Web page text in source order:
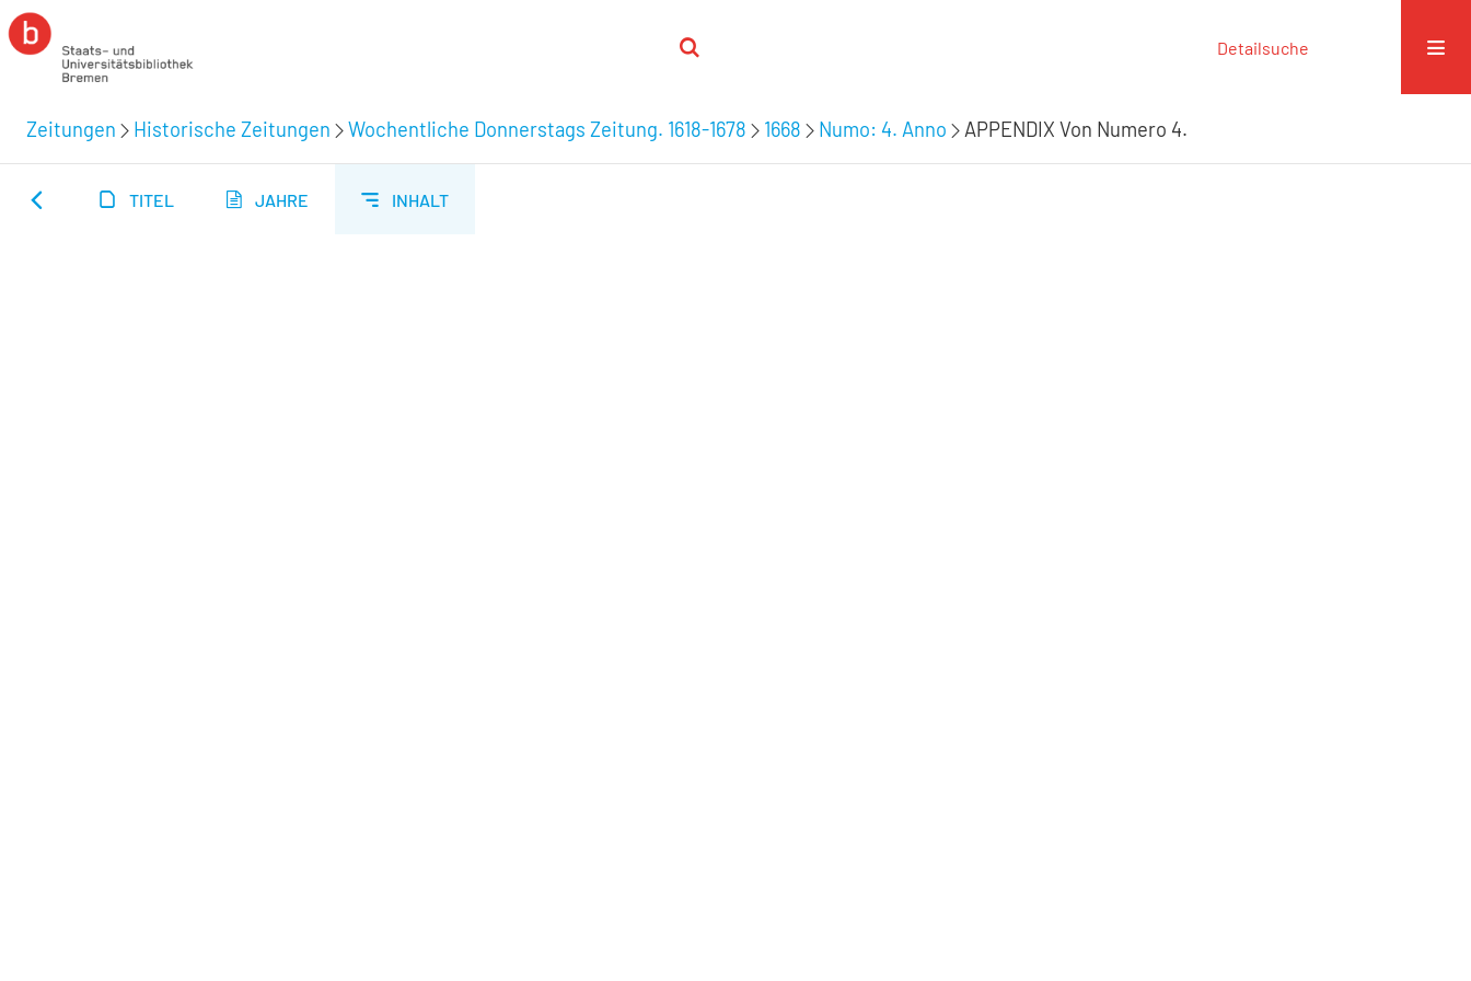
Detailsuche
Zeitungen Historische Zeitungen Wochentliche Donnerstags Zeitung. 1618-1678 1668 Numo: 4. Anno APPENDIX Von Numero 4.
TITEL JAHRE INHALT